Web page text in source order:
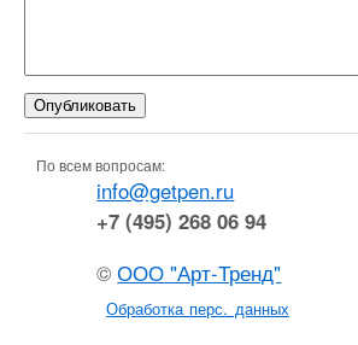
По всем вопросам:
info@getpen.ru
+7 (495) 268 06 94
©ООО "Арт-Тренд"
Обработка перс. данных